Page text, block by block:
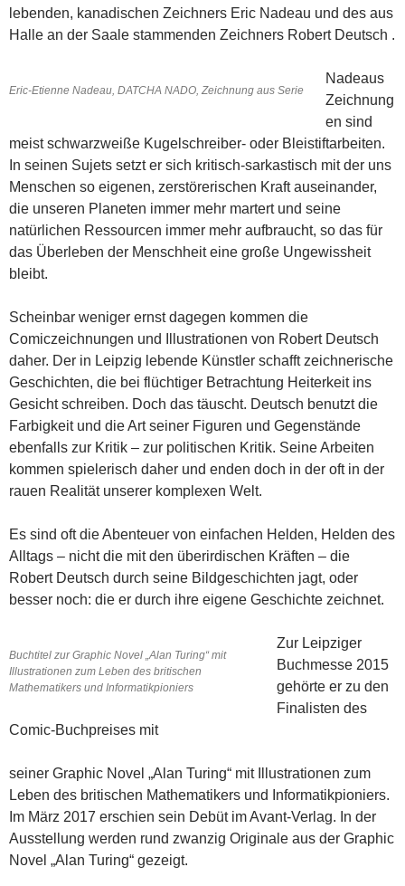
lebenden, kanadischen Zeichners Eric Nadeau und des aus
Halle an der Saale stammenden Zeichners Robert Deutsch .
Eric-Etienne Nadeau, DATCHA NADO, Zeichnung aus Serie
Nadeaus
Zeichnung
en sind
meist schwarzweiße Kugelschreiber- oder Bleistiftarbeiten.
In seinen Sujets setzt er sich kritisch-sarkastisch mit der uns
Menschen so eigenen, zerstörerischen Kraft auseinander,
die unseren Planeten immer mehr martert und seine
natürlichen Ressourcen immer mehr aufbraucht, so das für
das Überleben der Menschheit eine große Ungewissheit
bleibt.
Scheinbar weniger ernst dagegen kommen die
Comiczeichnungen und Illustrationen von Robert Deutsch
daher. Der in Leipzig lebende Künstler schafft zeichnerische
Geschichten, die bei flüchtiger Betrachtung Heiterkeit ins
Gesicht schreiben. Doch das täuscht. Deutsch benutzt die
Farbigkeit und die Art seiner Figuren und Gegenstände
ebenfalls zur Kritik – zur politischen Kritik. Seine Arbeiten
kommen spielerisch daher und enden doch in der oft in der
rauen Realität unserer komplexen Welt.
Es sind oft die Abenteuer von einfachen Helden, Helden des
Alltags – nicht die mit den überirdischen Kräften – die
Robert Deutsch durch seine Bildgeschichten jagt, oder
besser noch: die er durch ihre eigene Geschichte zeichnet.
Buchtitel zur Graphic Novel „Alan Turing“ mit
Illustrationen zum Leben des britischen
Mathematikers und Informatikpioniers
Zur Leipziger
Buchmesse 2015
gehörte er zu den
Finalisten des
Comic-Buchpreises mit
seiner Graphic Novel „Alan Turing“ mit Illustrationen zum
Leben des britischen Mathematikers und Informatikpioniers.
Im März 2017 erschien sein Debüt im Avant-Verlag. In der
Ausstellung werden rund zwanzig Originale aus der Graphic
Novel „Alan Turing“ gezeigt.